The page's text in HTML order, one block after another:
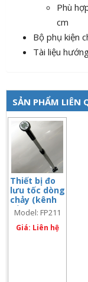
Phù
cm
Bộ phụ kiện
Tài liệu
SẢN PHẨM LIÊN
Thiết bị đo
lưu tốc dòng
chảy (kênh
hở), tay dài
4.6 mét
Model: FP211
Giá: Liên hệ